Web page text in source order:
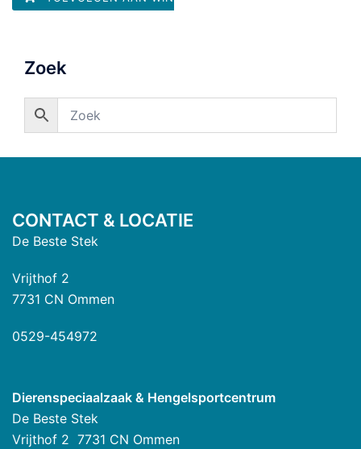
Zoek
CONTACT & LOCATIE
De Beste Stek
Vrijthof 2
7731 CN Ommen
0529-454972
Dierenspeciaalzaak & Hengelsportcentrum
De Beste Stek
Vrijthof 2 7731 CN Ommen